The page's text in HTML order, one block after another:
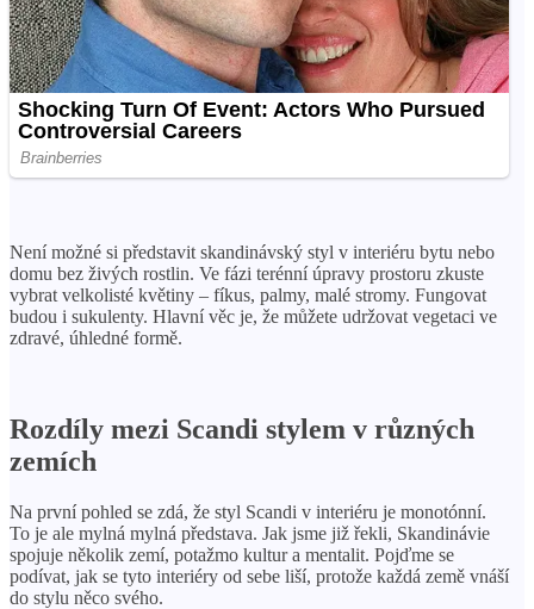
Není možné si představit skandinávský styl v interiéru bytu nebo
domu bez živých rostlin. Ve fázi terénní úpravy prostoru zkuste
vybrat velkolisté květiny – fíkus, palmy, malé stromy. Fungovat
budou i sukulenty. Hlavní věc je, že můžete udržovat vegetaci ve
zdravé, úhledné formě.
Rozdíly mezi Scandi stylem v různých
zemích
Na první pohled se zdá, že styl Scandi v interiéru je monotónní.
To je ale mylná mylná představa. Jak jsme již řekli, Skandinávie
spojuje několik zemí, potažmo kultur a mentalit. Pojďme se
podívat, jak se tyto interiéry od sebe liší, protože každá země vnáší
do stylu něco svého.